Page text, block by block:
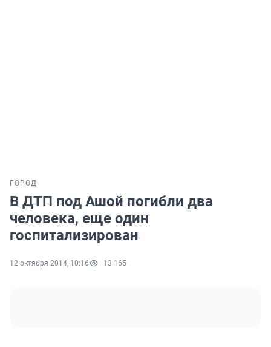
ГОРОД
В ДТП под Ашой погибли два
человека, еще один
госпитализирован
12 октября 2014, 10:16 13 165